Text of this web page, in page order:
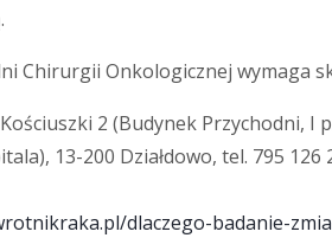
Chirurgii Onkologicznej wymaga
2 (Budynek Przychodni, I
13-200 Działdowo, tel. 795 126
dlaczego-badanie-